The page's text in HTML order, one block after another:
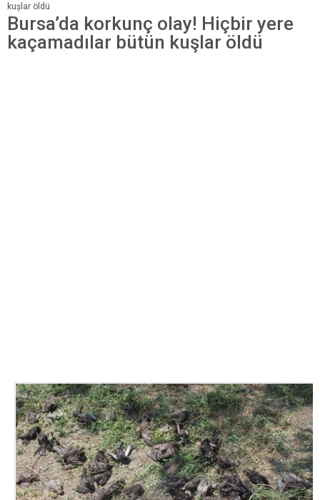
kuşlar öldü
Bursa’da korkunç olay! Hiçbir yere
kaçamadılar bütün kuşlar öldü